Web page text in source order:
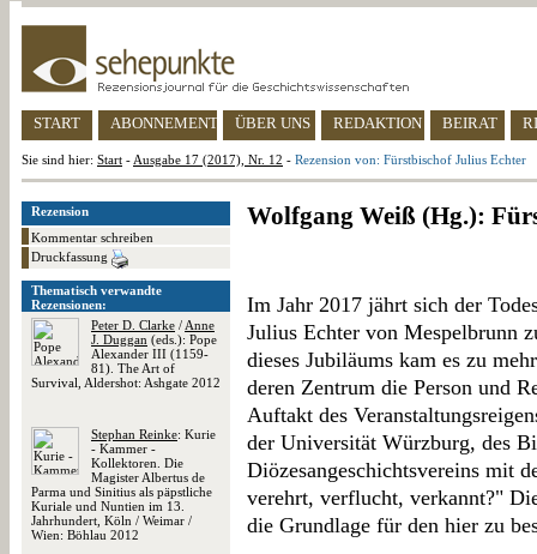
START ABONNEMENT ÜBER UNS REDAKTION BEIRAT
Sie sind hier: Start - Ausgabe 17 (2017), Nr. 12 - Rezension von: Fürstbischof Julius Echter
Rezension
Kommentar schreiben
Druckfassung
Thematisch verwandte
Rezensionen:
Peter D. Clarke / Anne
J. Duggan (eds.): Pope
Alexander III (1159-
81). The Art of
Survival, Aldershot: Ashgate 2012
Stephan Reinke: Kurie
- Kammer -
Kollektoren. Die
Magister Albertus de
Parma und Sinitius als päpstliche
Kuriale und Nuntien im 13.
Jahrhundert, Köln / Weimar /
Wien: Böhlau 2012
Wolfgang Weiß (Hg.):
Im Jahr 2017 jährt sich der
Julius Echter von Mespelbrunn
dieses Jubiläums kam es zu
deren Zentrum die Person und
Auftakt des
der Universität Würzburg, des
Diözesangeschichtsvereins mit
verehrt, verflucht, verkannt?"
die Grundlage für den hier zu